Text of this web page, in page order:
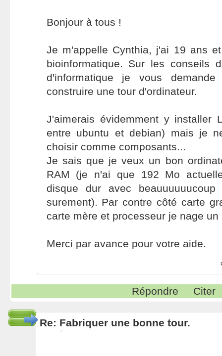
Bonjour à tous !
Je m'appelle Cynthia, j'ai 19 ans
bioinformatique. Sur les conseils
d'informatique je vous
construire une tour d'ordinateur.
J'aimerais évidemment y installer
entre ubuntu et debian) mais je
choisir comme composants...
Je sais que je veux un bon
RAM (je n'ai que 192 Mo
disque dur avec
surement). Par contre côté carte
carte mère et processeur je nage un
Merci par avance pour votre aide.
Répondre Citer
Re: Fabriquer une bonne tour.